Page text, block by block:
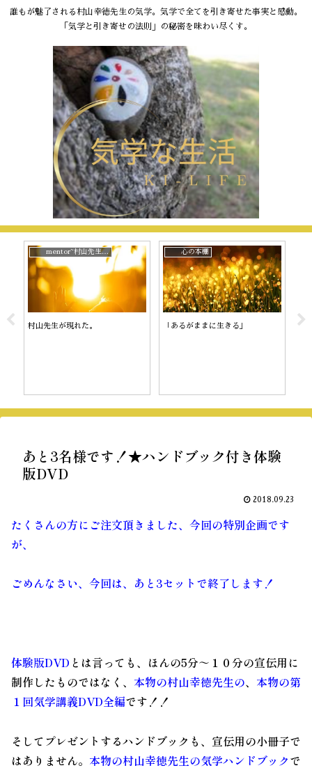
誰もが魅了される村山幸徳先生の気学。気学で全てを引き寄せた事実と感動。
「気学と引き寄せの法則」の秘密を味わい尽くす。
mentor~村山先生と。
村山先生が現れた。
心の本棚
「あるがままに生きる」 陰
あと3名様です！★ハンドブック付き体験
版DVD
2018.09.23
たくさんの方にご注文頂きました、今回の特別企画です
が、
ごめんなさい、今回は、あと3セットで終了します！
体験版DVD とは言っても、ほんの5分～１０分の宣伝用に
制作したものではなく、 本物の村山幸徳先生の、 本物の第
１回気学講義DVD全編です！！
そしてプレゼントするハンドブックも、宣伝用の小冊子で
はありません。 本物の村山幸徳先生の気学ハンドブックで